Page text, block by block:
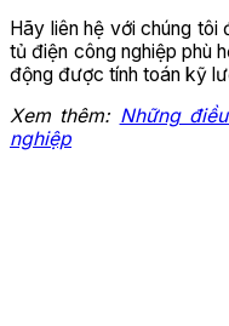
Hãy liên hệ với chúng
tủ điện công nghiệp phù
động được tính toán kỹ
Xem thêm: Những
nghiệp